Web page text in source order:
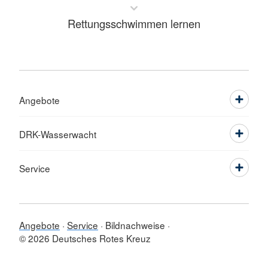
Rettungsschwimmen lernen
Angebote
DRK-Wasserwacht
Service
Angebote Service
Bildnachweise
© 2026 Deutsches Rotes Kreuz